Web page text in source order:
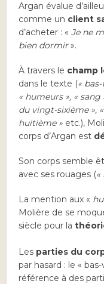
Argan évalue
comme un client
d’acheter : «Je ne
bien dormir».
À travers le champ
dans le texte («
« humeurs », « sang
du vingt-sixième »,
huitième » etc.),
corps d’Argan est
Son corps semble
avec ses rouages («
La mention aux «
Molière de se
siècle pour la
Les parties du
par hasard : le «
référence à des